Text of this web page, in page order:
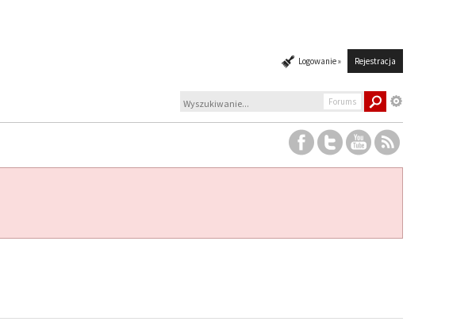
Logowanie » Rejestracja
Forums